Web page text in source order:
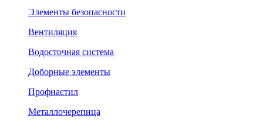
Элементы безопасности
Вентиляция
Водосточная система
Доборные элементы
Профнастил
Металлочерепица